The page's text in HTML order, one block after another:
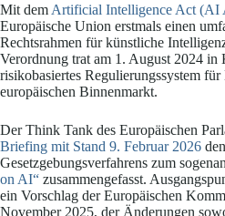
Mit dem Artificial Intelligence Act (AI
Europäische Union erstmals einen
Rechtsrahmen für künstliche
Verordnung trat am 1. August 2024 in
risikobasiertes Regulierungssystem
europäischen Binnenmarkt.
Der Think Tank des Europäischen
Briefing mit Stand 9. Februar 2026
Gesetzgebungsverfahrens zum
on AI“ zusammengefasst.
ein Vorschlag der Europäischen
November 2025, der Änderungen